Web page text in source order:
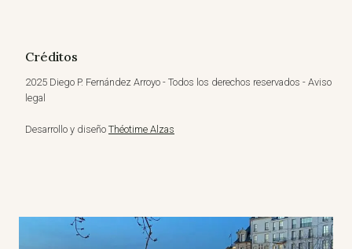
Créditos
2025 Diego P. Fernández Arroyo - Todos los derechos reservados - Aviso
legal
Desarrollo y diseño Théotime Alzas